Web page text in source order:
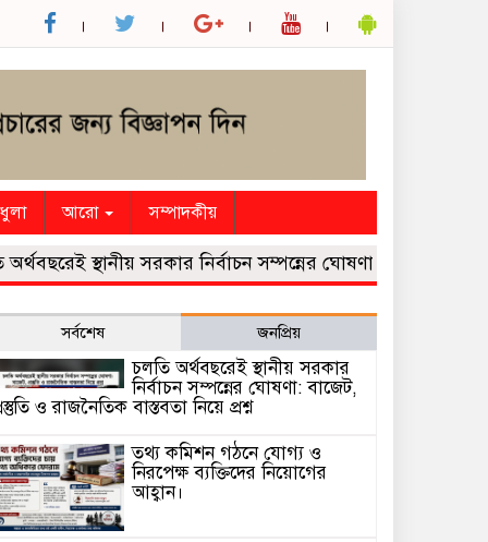
আরো সম্পাদকীয়
স্থানীয় সরকার নির্বাচন সম্পন্নের ঘোষণা: বাজেট, প্রস্তুতি ও
সর্বশেষ জনপ্রিয়
চলতি অর্থবছরেই স্থানীয় সরকার
নির্বাচন সম্পন্নের ঘোষণা: বাজেট,
ও রাজনৈতিক বাস্তবতা নিয়ে প্রশ্ন
তথ্য কমিশন গঠনে যোগ্য ও
নিরপেক্ষ ব্যক্তিদের নিয়োগের
আহ্বান।